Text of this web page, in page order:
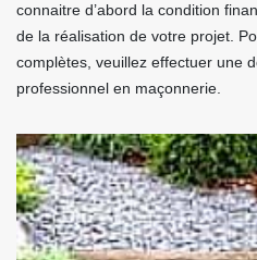
connaitre d’abord la condition
de la réalisation de votre projet.
complètes, veuillez effectuer une
professionnel en maçonnerie.